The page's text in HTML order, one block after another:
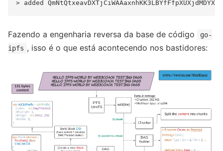
Fazendo a engenharia reversa da base de código
go-
ipfs , isso é o que está acontecendo nos bastidores: